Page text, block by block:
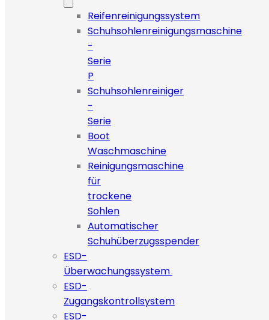
Reifenreinigungssystem
Schuhsohlenreinigungsmaschine
-
Serie
P
Schuhsohlenreiniger
-
Serie
Boot
Waschmaschine
Reinigungsmaschine
für
trockene
Sohlen
Automatischer
Schuhüberzugsspender
ESD-
Überwachungssystem
ESD-
Zugangskontrollsystem
ESD-